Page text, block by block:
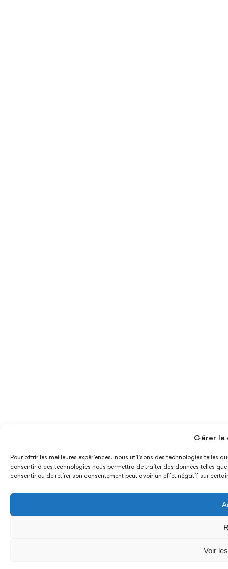
Gérer le
Pour offrir les meilleures expériences, nous utilisons des technologies telles
consentir à ces technologies nous permettra de traiter des données telles
consentir ou de retirer son consentement peut avoir un effet négatif sur
Voir